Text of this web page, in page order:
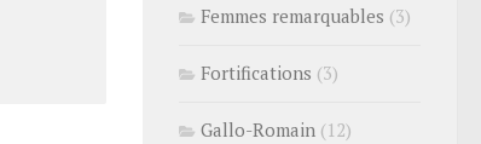
Femmes remarquables (3)
Fortifications (3)
Gallo-Romain (12)